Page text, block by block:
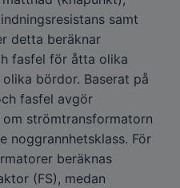
samt
detta beräknar
fasfel för åtta olika
bördor. Baserat på
fasfel avgör
strömtransformatorn
noggrannhetsklass. För
beräknas
(FS), medan